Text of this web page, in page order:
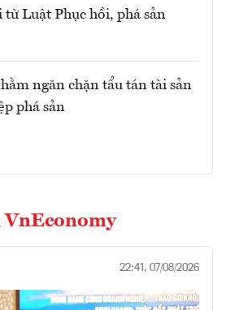
Luật Phục hồi, phá sản
ngăn chặn tẩu tán tài sản
phá sản
VnEconomy
22:41, 07/08/2026